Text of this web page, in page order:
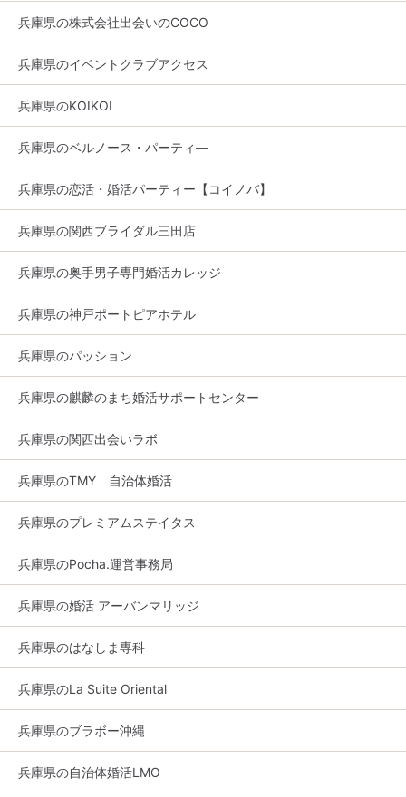
兵庫県の株式会社出会いのCOCO
兵庫県のイベントクラブアクセス
兵庫県のKOIKOI
兵庫県のベルノース・パーティ―
兵庫県の恋活・婚活パーティー【コイノバ】
兵庫県の関西ブライダル三田店
兵庫県の奥手男子専門婚活カレッジ
兵庫県の神戸ポートピアホテル
兵庫県のパッション
兵庫県の麒麟のまち婚活サポートセンター
兵庫県の関西出会いラボ
兵庫県のTMY 自治体婚活
兵庫県のプレミアムステイタス
兵庫県のPocha.運営事務局
兵庫県の婚活 アーバンマリッジ
兵庫県のはなしま専科
兵庫県のLa Suite Oriental
兵庫県のブラボー沖縄
兵庫県の自治体婚活LMO